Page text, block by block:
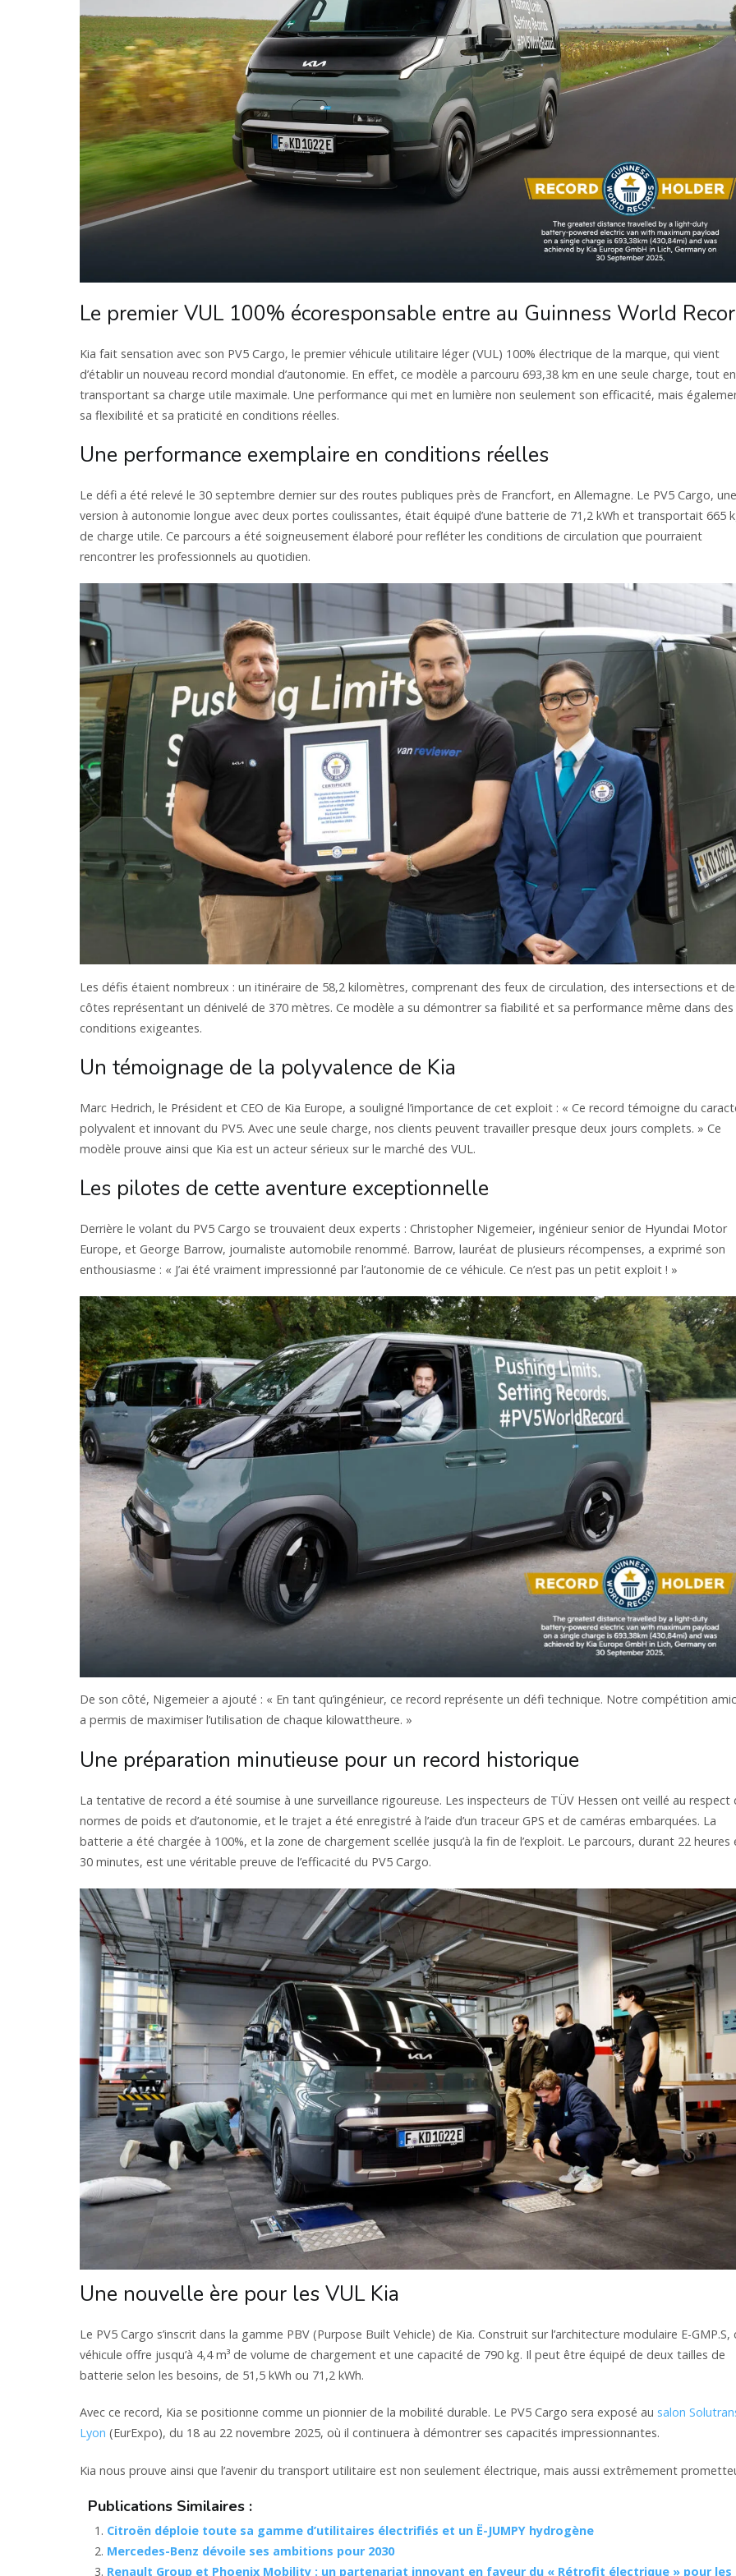
Le premier VUL 100% écoresponsable entre au Guinness World
Kia fait sensation avec son PV5 Cargo, le premier véhicule utilitaire léger (VUL) 100% électrique de la marque, qui vient
d’établir un nouveau record mondial d’autonomie. En effet, ce modèle a parcouru 693,38 km en une seule charge, tout en
transportant sa charge utile maximale. Une performance qui met en lumière non seulement son efficacité, mais
sa flexibilité et sa praticité en conditions réelles.
Une performance exemplaire en conditions réelles
Le défi a été relevé le 30 septembre dernier sur des routes publiques près de Francfort, en Allemagne. Le PV5 Cargo, une
version à autonomie longue avec deux portes coulissantes, était équipé d’une batterie de 71,2 kWh et transportait 665
de charge utile. Ce parcours a été soigneusement élaboré pour refléter les conditions de circulation que pourraient
rencontrer les professionnels au quotidien.
Les défis étaient nombreux : un itinéraire de 58,2 kilomètres, comprenant des feux de circulation, des intersections et
côtes représentant un dénivelé de 370 mètres. Ce modèle a su démontrer sa fiabilité et sa performance même dans des
conditions exigeantes.
Un témoignage de la polyvalence de Kia
Marc Hedrich, le Président et CEO de Kia Europe, a souligné l’importance de cet exploit : « Ce record témoigne du
polyvalent et innovant du PV5. Avec une seule charge, nos clients peuvent travailler presque deux jours complets. » Ce
modèle prouve ainsi que Kia est un acteur sérieux sur le marché des VUL.
Les pilotes de cette aventure exceptionnelle
Derrière le volant du PV5 Cargo se trouvaient deux experts : Christopher Nigemeier, ingénieur senior de Hyundai Motor
Europe, et George Barrow, journaliste automobile renommé. Barrow, lauréat de plusieurs récompenses, a exprimé son
enthousiasme : « J’ai été vraiment impressionné par l’autonomie de ce véhicule. Ce n’est pas un petit exploit ! »
De son côté, Nigemeier a ajouté : « En tant qu’ingénieur, ce record représente un défi technique. Notre compétition
a permis de maximiser l’utilisation de chaque kilowattheure. »
Une préparation minutieuse pour un record historique
La tentative de record a été soumise à une surveillance rigoureuse. Les inspecteurs de TÜV Hessen ont veillé au respect
normes de poids et d’autonomie, et le trajet a été enregistré à l’aide d’un traceur GPS et de caméras embarquées. La
batterie a été chargée à 100%, et la zone de chargement scellée jusqu’à la fin de l’exploit. Le parcours, durant 22 heures
30 minutes, est une véritable preuve de l’efficacité du PV5 Cargo.
Une nouvelle ère pour les VUL Kia
Le PV5 Cargo s’inscrit dans la gamme PBV (Purpose Built Vehicle) de Kia. Construit sur l’architecture modulaire E-GMP.S,
véhicule offre jusqu’à 4,4 m³ de volume de chargement et une capacité de 790 kg. Il peut être équipé de deux tailles de
batterie selon les besoins, de 51,5 kWh ou 71,2 kWh.
Avec ce record, Kia se positionne comme un pionnier de la mobilité durable. Le PV5 Cargo sera exposé au salon
Lyon (EurExpo), du 18 au 22 novembre 2025, où il continuera à démontrer ses capacités impressionnantes.
Kia nous prouve ainsi que l’avenir du transport utilitaire est non seulement électrique, mais aussi extrêmement
Publications Similaires :
Citroën déploie toute sa gamme d’utilitaires électrifiés et un Ë-JUMPY hydrogène
Mercedes-Benz dévoile ses ambitions pour 2030
Renault Group et Phoenix Mobility : un partenariat innovant en faveur du « Rétrofit électrique » pour les